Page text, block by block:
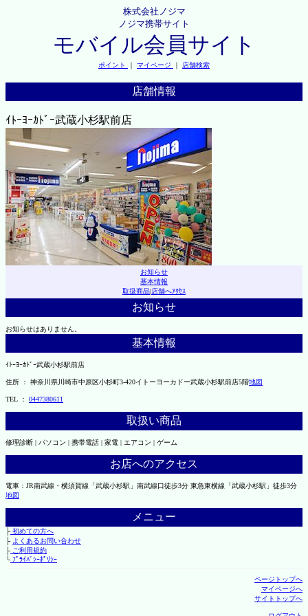
株式会社ノジマ
ノジマ携帯サイト
モバイル会員サイト
ポイント ｜ マイページ ｜ 店舗検索
店舗情報
ｲﾄｰﾖｰｶﾄﾞｰ武蔵小杉駅前店
お知らせ
基本情報
取扱商品|店舗へｱｸｾｽ
お知らせ
お知らせはありません。
基本情報
ｲﾄｰﾖｰｶﾄﾞｰ武蔵小杉駅前店
住所 ： 神奈川県川崎市中原区小杉町3-420イトーヨーカドー武蔵小杉駅前店5階地図
TEL ： 0447380611
取扱い商品
修理診断 | パソコン | 携帯電話 | 家電 | エアコン | ゲーム
お店へのアクセス
電車：JR南武線・横須賀線「武蔵小杉駅」南武線口徒歩3分 東急東横線「武蔵小杉駅」徒歩3分
地図
メニュー
├初めての方へ
├ よくあるお問い合わせ
├ご利用規約
└ﾌﾟﾗｲﾊﾞｼｰﾎﾟﾘｼｰ
ページトップへ
マイページへ
サイトトップへ